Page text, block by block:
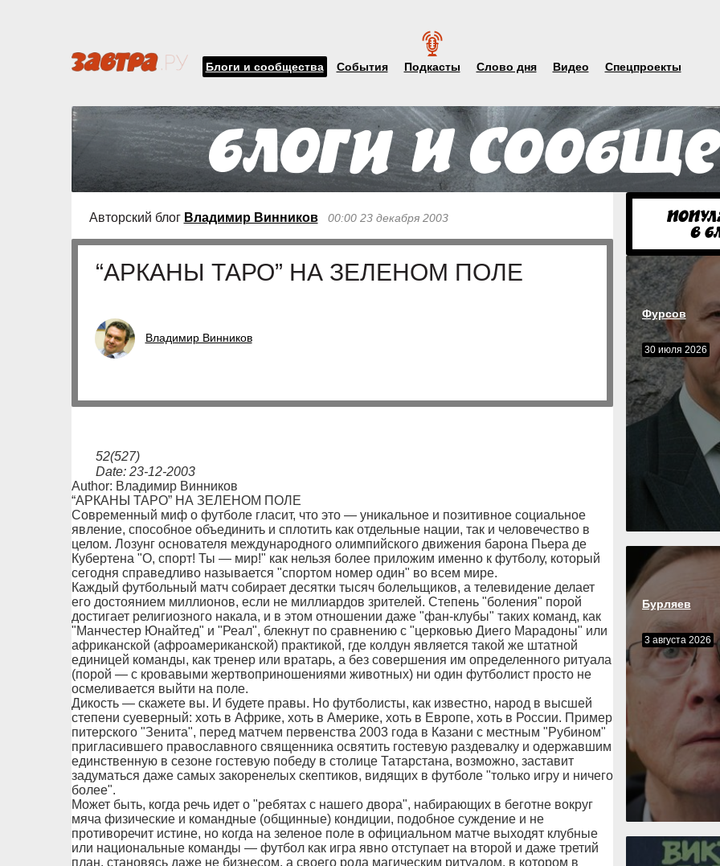
Блоги и сообщества События Подкасты Слово дня Видео Спецпроекты
Авторский блог Владимир Винников 00:00 23 декабря 2003
“АРКАНЫ ТАРО” НА ЗЕЛЕНОМ ПОЛЕ
Владимир Винников
52(527)
Date: 23-12-2003
Author: Владимир Винников
“АРКАНЫ ТАРО” НА ЗЕЛЕНОМ ПОЛЕ
Современный миф о футболе гласит, что это — уникальное и позитивное социальное
явление, способное объединить и сплотить как отдельные нации, так и человечество в
целом. Лозунг основателя международного олимпийского движения барона Пьера де
Кубертена "О, спорт! Ты — мир!" как нельзя более приложим именно к футболу, который
сегодня справедливо называется "спортом номер один" во всем мире.
Каждый футбольный матч собирает десятки тысяч болельщиков, а телевидение делает
его достоянием миллионов, если не миллиардов зрителей. Степень "боления" порой
достигает религиозного накала, и в этом отношении даже "фан-клубы" таких команд, как
"Манчестер Юнайтед" и "Реал", блекнут по сравнению с "церковью Диего Марадоны" или
африканской (афроамериканской) практикой, где колдун является такой же штатной
единицей команды, как тренер или вратарь, а без совершения им определенного ритуала
(порой — с кровавыми жертвоприношениями животных) ни один футболист просто не
осмеливается выйти на поле.
Дикость — скажете вы. И будете правы. Но футболисты, как известно, народ в высшей
степени суеверный: хоть в Африке, хоть в Америке, хоть в Европе, хоть в России. Пример
питерского "Зенита", перед матчем первенства 2003 года в Казани с местным "Рубином"
пригласившего православного священника освятить гостевую раздевалку и одержавшим
единственную в сезоне гостевую победу в столице Татарстана, возможно, заставит
задуматься даже самых закоренелых скептиков, видящих в футболе "только игру и ничего
более".
Может быть, когда речь идет о "ребятах с нашего двора", набирающих в беготне вокруг
мяча физические и командные (общинные) кондиции, подобное суждение и не
противоречит истине, но когда на зеленое поле в официальном матче выходят клубные
или национальные команды — футбол как игра явно отступает на второй и даже третий
план, становясь даже не бизнесом, а своего рода магическим ритуалом, в котором в
Фурсов
30 июля 2026
Бурляев
3 августа 2026